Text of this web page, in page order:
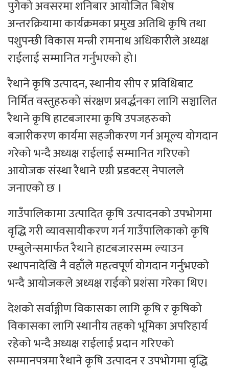
पुगेको अवसरमा शनिबार आयोजित बिशेष
अन्तरक्रियामा कार्यक्रमका प्रमुख अतिथि कृषि तथा
पशुपन्छी विकास मन्त्री रामनाथ अधिकारीले अध्यक्ष
राईलाई सम्मानित गर्नुभएको हो।
रैथाने कृषि उत्पादन, स्थानीय सीप र प्रविधिबाट
निर्मित वस्तुहरुको संरक्षण प्रवर्द्धनका लागि सञ्चालित
रैथाने कृषि हाटबजारमा कृषि उपजहरुको
बजारीकरण कार्यमा सहजीकरण गर्न अमूल्य योगदान
गरेको भन्दै अध्यक्ष राईलाई सम्मानित गरिएको
आयोजक संस्था रैथाने एग्री प्रडक्टस् नेपालले
जनाएको छ ।
गाउँपालिकामा उत्पादित कृषि उत्पादनको उपभोगमा
वृद्धि गरी व्यावसायीकरण गर्न गाउँपालिकाको कृषि
एम्बुलेन्समार्फत रैथाने हाटबजारसम्म ल्याउन
स्थापनादेखि नै वहाँले महत्वपूर्ण योगदान गर्नुभएको
भन्दै आयोजकले अध्यक्ष राईको प्रशंसा गरेका थिए।
देशको सर्वाङ्गीण विकासका लागि कृषि र कृषिको
विकासका लागि स्थानीय तहको भूमिका अपरिहार्य
रहेको भन्दै अध्यक्ष राईलाई प्रदान गरिएको
सम्मानपत्रमा रैथाने कृषि उत्पादन र उपभोगमा वृद्धि